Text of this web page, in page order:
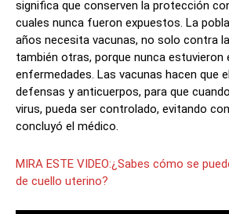
significa que conserven la protección
cuales nunca fueron expuestos. La
años necesita vacunas, no solo contra
también otras, porque nunca estuvieron
enfermedades. Las vacunas hacen que
defensas y anticuerpos, para que
virus, pueda ser controlado, evitando
concluyó el médico.
MIRA ESTE VIDEO:¿Sabes cómo se
de cuello uterino?